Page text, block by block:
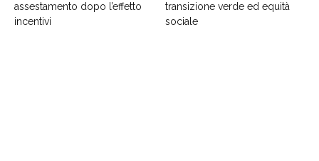
assestamento dopo l’effetto
incentivi
transizione verde ed equità
sociale